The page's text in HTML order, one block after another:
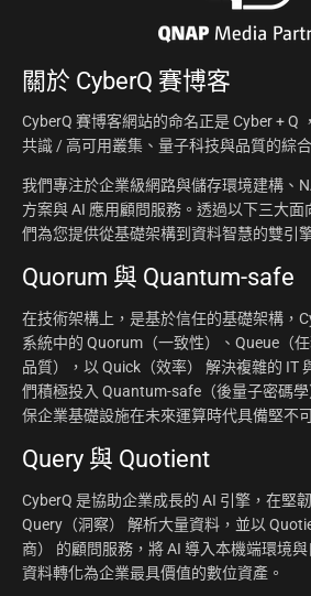
關於 CyberQ 賽博客
CyberQ 賽博客網站的命名正是 Cyber + Q
共識 / 高可用叢集、量子科技與品質的綜合
我們專注於企業級網路與儲存環境建構、
方案與 AI 應用顧問服務。透過以下三大
們為您提供從基礎架構到資料智慧的雙引
Quorum 與 Quantum-safe
在技術架構上，是基於信任的基礎架構，
系統中的 Quorum（一致性）、Queue（
品質），以 Quick（效率） 解決複雜的 IT
們積極投入 Quantum-safe（後量子密碼
保企業基礎設施在未來運算時代具備堅不
Query 與 Quotient
CyberQ 是協助企業成長的 AI 引擎，在堅
Query（洞察） 解析大量資料，並以
商） 的顧問服務，將 AI 導入本機端環境
資料轉化為企業最具價值的數位資產。